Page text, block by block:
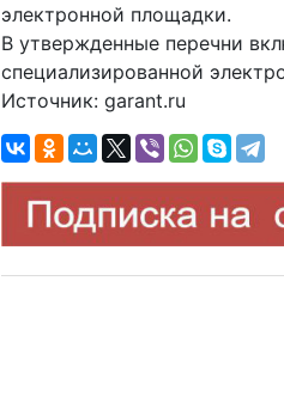
электронной площадки.
В утвержденные перечни
специализированной
Источник: garant.ru